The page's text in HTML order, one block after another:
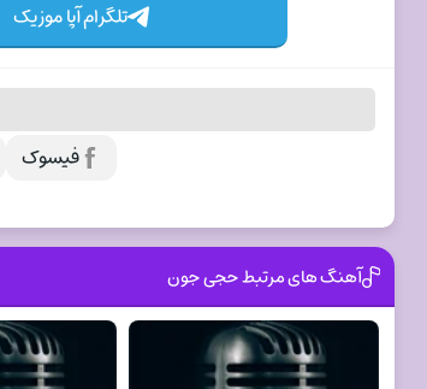
تلگرام آپا موزیک
فیسوک
آهنگ های مرتبط حجی جون